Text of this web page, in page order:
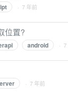
· 7 年前
位置?
android ·
· 7 年前